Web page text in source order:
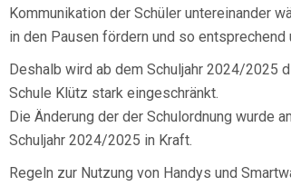
Kommunikation der Schüler untereinander
in den Pausen fördern und so
Deshalb wird ab dem Schuljahr 2024/2025
Schule Klütz stark eingeschränkt.
Die Änderung der der Schulordnung wurde
Schuljahr 2024/2025 in Kraft.
Regeln zur Nutzung von Handys und